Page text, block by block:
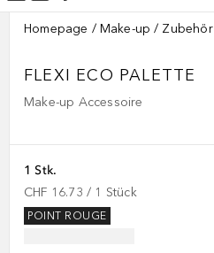
Homepage Make-up Zubehör
FLEXI ECO PALETTE
Make-up Accessoire
1 Stk.
CHF 16.73 / 1 Stück
POINT ROUGE